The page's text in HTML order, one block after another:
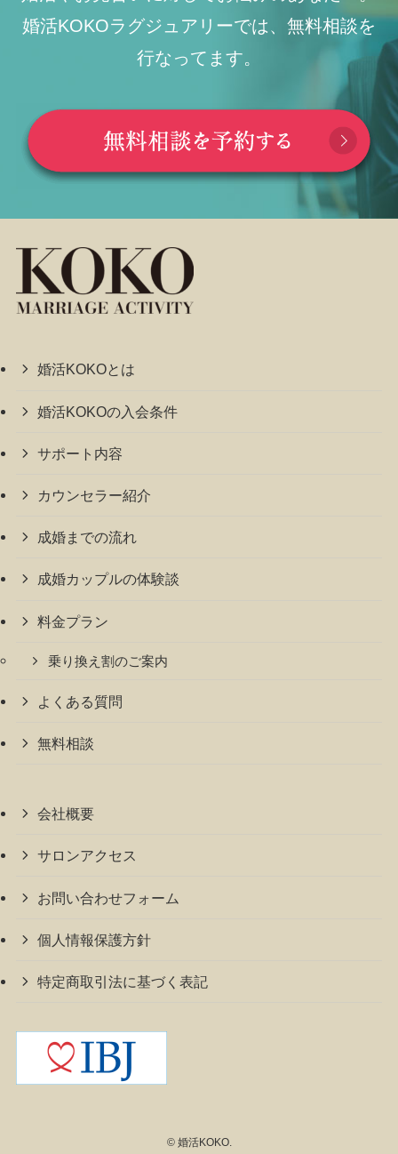
婚活KOKOラグジュアリーでは、無料相談を
行なってます。
婚活KOKOとは
婚活KOKOの入会条件
サポート内容
カウンセラー紹介
成婚までの流れ
成婚カップルの体験談
料金プラン
乗り換え割のご案内
よくある質問
無料相談
会社概要
サロンアクセス
お問い合わせフォーム
個人情報保護方針
特定商取引法に基づく表記
©婚活KOKO.